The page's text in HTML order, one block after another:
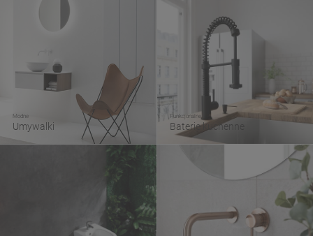
Modne
Umywalki
Funkcjonalne
Baterie kuchenne